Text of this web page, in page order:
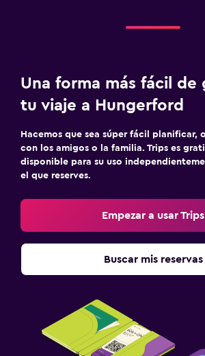
Una forma más fácil de
tu viaje a Hungerford
Hacemos que sea súper fácil planificar,
con los amigos o la familia. Trips es
disponible para su uso
el que reserves.
Empezar a usar Trips
Buscar mis reservas